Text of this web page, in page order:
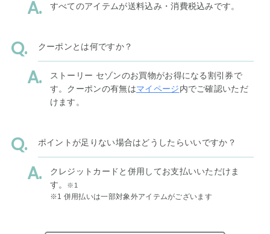
すべてのアイテムが送料込み・消費税込みです。
クーポンとは何ですか？
ストーリー セゾンのお買物がお得になる割引券で
す。クーポンの有無はマイページ内でご確認いただ
けます。
ポイントが足りない場合はどうしたらいいですか？
クレジットカードと併用してお支払いいただけま
す。
※1
※1 併用払いは一部対象外アイテムがございます